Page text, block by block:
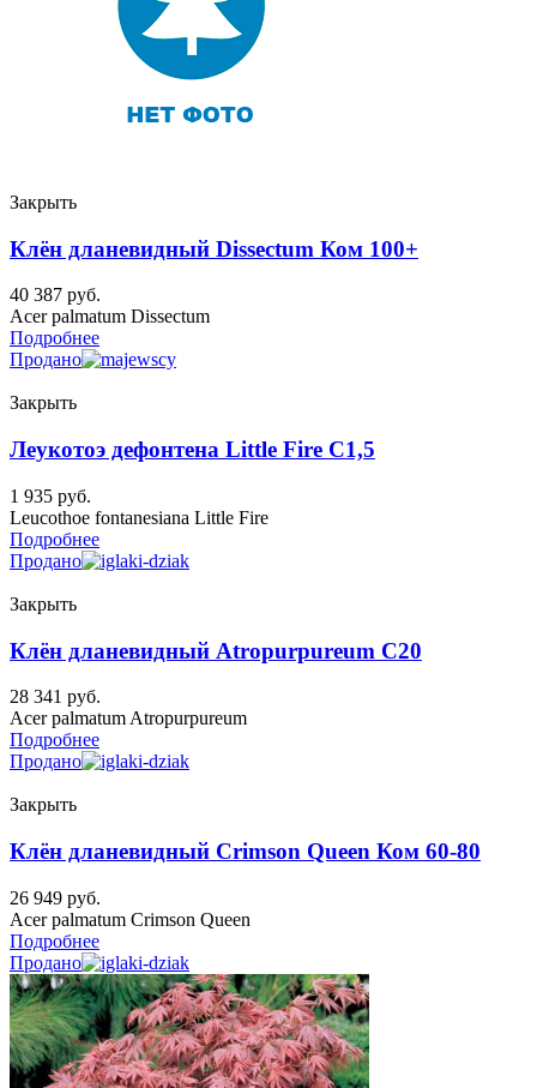
Закрыть
Клён дланевидный Dissectum Ком 100+
40 387 руб.
Acer palmatum Dissectum
Подробнее
Продано
Закрыть
Леукотоэ дефонтена Little Fire C1,5
1 935 руб.
Leucothoe fontanesiana Little Fire
Подробнее
Продано
Закрыть
Клён дланевидный Atropurpureum C20
28 341 руб.
Acer palmatum Atropurpureum
Подробнее
Продано
Закрыть
Клён дланевидный Crimson Queen Ком 60-80
26 949 руб.
Acer palmatum Crimson Queen
Подробнее
Продано